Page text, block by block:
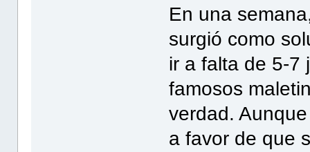
En una
surgió como
ir a falta de 5-7
famosos
verdad.
a favor de que